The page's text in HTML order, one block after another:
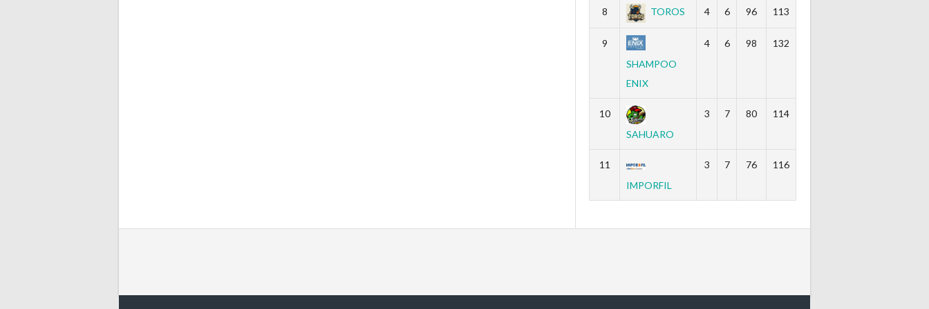
8 TOROS 4 6 96 113
9
SHAMPOO
ENIX
4 6 98 132
10
SAHUARO
3 7 80 114
11
IMPORFIL
3 7 76 116